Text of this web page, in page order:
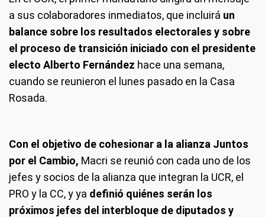
a sus colaboradores inmediatos, que incluirá un
balance sobre los resultados electorales y sobre
el proceso de transición iniciado con el presidente
electo Alberto Fernández hace una semana,
cuando se reunieron el lunes pasado en la Casa
Rosada.
Con el objetivo de cohesionar a la alianza Juntos
por el Cambio, Macri se reunió con cada uno de los
jefes y socios de la alianza que integran la UCR, el
PRO y la CC, y ya definió quiénes serán los
próximos jefes del interbloque de diputados y